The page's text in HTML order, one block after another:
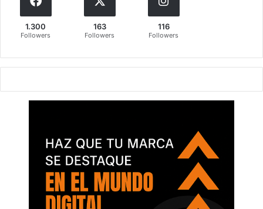
1.300
Followers
163
Followers
116
Followers